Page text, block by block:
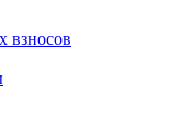
взносов